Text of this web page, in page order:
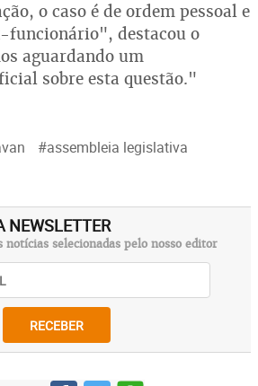
o caso é de ordem pessoal e
funcionário", destacou o
aguardando um
sobre esta questão."
#assembleia legislativa
NEWSLETTER
notícias selecionadas pelo nosso editor
RECEBER